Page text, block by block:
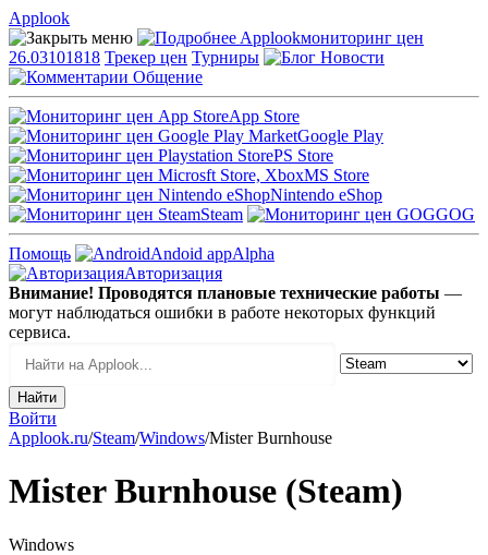
Applook
Applookмониторинг цен
26.03101818 Трекер цен Турниры
Новости
Общение
App Store
Google Play
PS Store
MS Store
Nintendo eShop
Steam
GOG
Помощь Andoid appAlpha
Авторизация
Внимание! Проводятся плановые технические работы —
могут наблюдаться ошибки в работе некоторых функций
сервиса.
Войти
Applook.ru/Steam/Windows/Mister Burnhouse
Mister Burnhouse (Steam)
Windows